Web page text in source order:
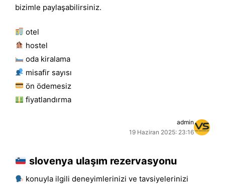
bizimle paylaşabilirsiniz.
otel
hostel
oda kiralama
misafir sayısı
ön ödemesiz
fiyatlandırma
admin
19 Haziran 2025: 23:16
slovenya ulaşım rezervasyonu
konuyla ilgili deneyimlerinizi ve tavsiyelerinizi